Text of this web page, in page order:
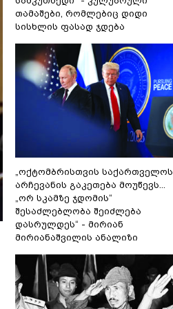
თამაშები, რომლებიც დიდი
სისხლის ფასად ჯდება
„ოქტომბრისთვის საქართველოს
არჩევანის გაკეთება მოუწევს...
„ორ სკამზე ჯდომის“
შესაძლებლობა შეიძლება
დასრულდეს“ - მირიან
მირიანაშვილის ანალიზი